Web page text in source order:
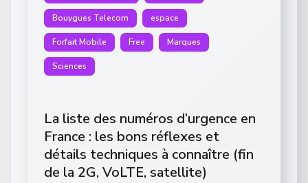
Bouygues Telecom espace
Forfait Mobile Free Marques
Sciences
La liste des numéros d’urgence en
France : les bons réflexes et
détails techniques à connaître (fin
de la 2G, VoLTE, satellite)